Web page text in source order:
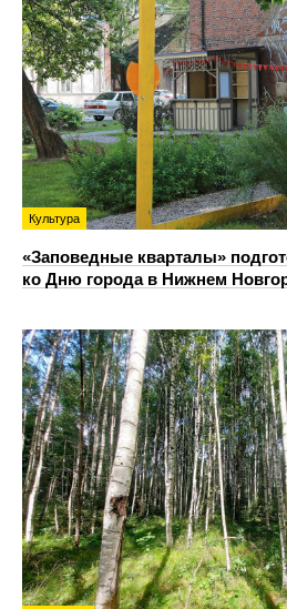
Культура
«Заповедные кварталы»
ко Дню города в Нижнем